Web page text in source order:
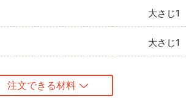
大さじ1
大さじ1
注文できる材料